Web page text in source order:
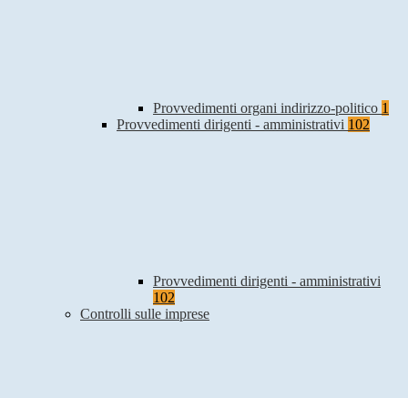
Provvedimenti organi indirizzo-politico 1
Provvedimenti dirigenti - amministrativi 102
Provvedimenti dirigenti - amministrativi
102
Controlli sulle imprese